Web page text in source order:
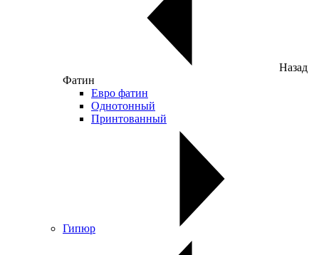
Назад
Фатин
Евро фатин
Однотонный
Принтованный
Гипюр